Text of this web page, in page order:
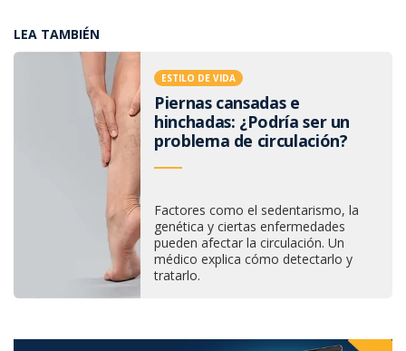
LEA TAMBIÉN
ESTILO DE VIDA
Piernas cansadas e
hinchadas: ¿Podría ser un
problema de circulación?
Factores como el sedentarismo, la
genética y ciertas enfermedades
pueden afectar la circulación. Un
médico explica cómo detectarlo y
tratarlo.